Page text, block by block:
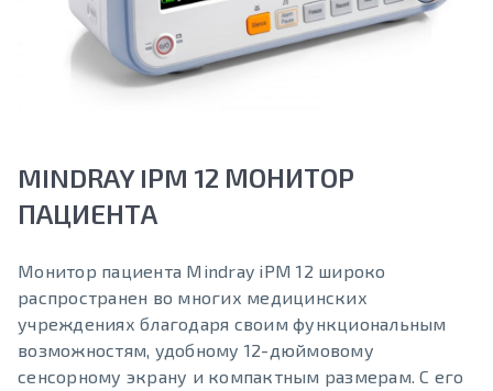
MINDRAY IPM 12 МОНИТОР
ПАЦИЕНТА
Монитор пациента Mindray iPM 12 широко
распространен во многих медицинских
учреждениях благодаря своим функциональным
возможностям, удобному 12-дюймовому
сенсорному экрану и компактным размерам. С его